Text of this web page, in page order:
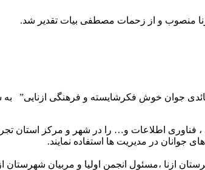
منصوب و از زحمات مصطفی بیات تقدیر شد.
جوان خوش فکرشایسته و فرهنگی ازنایی”
فناوری اطلاعات و… را در شهر و مرکز استان
جوانان در مدیریت ها استفاده نمایند.
ازنا ،مسئول انجمن اولیا و مربیان شهرستان